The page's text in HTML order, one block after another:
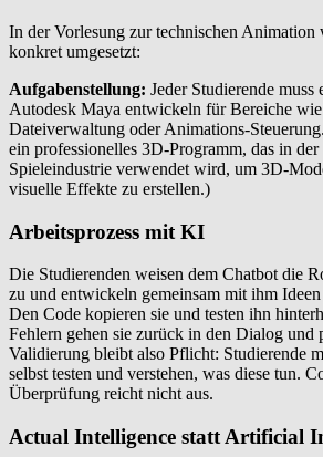
In der Vorlesung zur technischen Animation
konkret umgesetzt:
Aufgabenstellung: Jeder Studierende
Autodesk Maya entwickeln für Bereiche
Dateiverwaltung oder Animations-
ein professionelles 3D-Programm, das in
Spieleindustrie verwendet wird, um 3D-
visuelle Effekte zu erstellen.)
Arbeitsprozess mit KI
Die Studierenden weisen dem Chatbot die
zu und entwickeln gemeinsam mit ihm
Den Code kopieren sie und testen ihn
Fehlern gehen sie zurück in den Dialog und
Validierung bleibt also Pflicht: Studierende
selbst testen und verstehen, was diese tun.
Überprüfung reicht nicht aus.
Actual Intelligence statt Artificial